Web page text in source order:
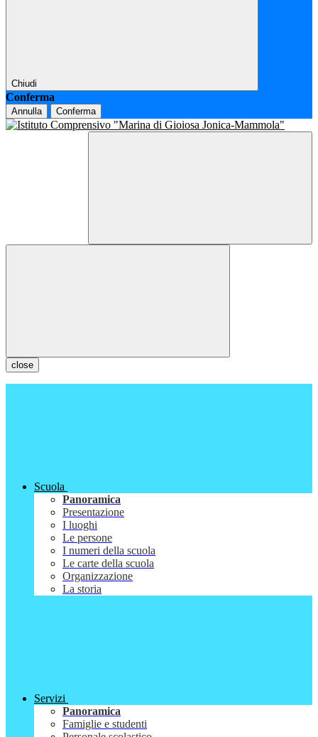
Chiudi
Conferma
Annulla Conferma
close
Scuola
Panoramica
Presentazione
I luoghi
Le persone
I numeri della scuola
Le carte della scuola
Organizzazione
La storia
Servizi
Panoramica
Famiglie e studenti